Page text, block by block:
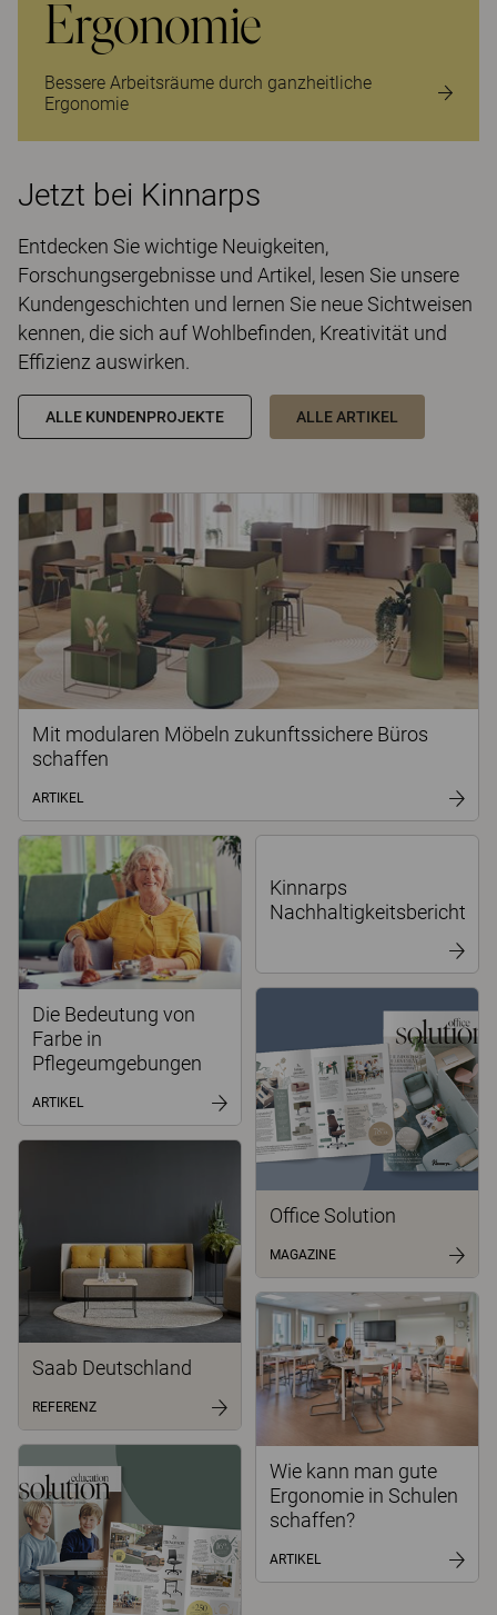
Ergonomie
Bessere Arbeitsräume durch ganzheitliche
Ergonomie
Jetzt bei Kinnarps
Entdecken Sie wichtige Neuigkeiten,
Forschungsergebnisse und Artikel, lesen Sie unsere
Kundengeschichten und lernen Sie neue Sichtweisen
kennen, die sich auf Wohlbefinden, Kreativität und
Effizienz auswirken.
ALLE KUNDENPROJEKTE ALLE ARTIKEL
Mit modularen Möbeln zukunftssichere Büros
schaffen
ARTIKEL
Die Bedeutung von
Farbe in
Pflegeumgebungen
ARTIKEL
Saab Deutschland
REFERENZ
Office Solution
MAGAZINE
Wie kann man gute
Ergonomie in Schulen
schaffen?
ARTIKEL
Kinnarps
Nachhaltigkeitsbericht